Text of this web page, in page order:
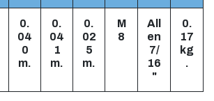
0.
04
0
m.
0.
04
1
m.
0.
02
5
m.
M
8
All
en
7/
16
"
0.
17
kg
.